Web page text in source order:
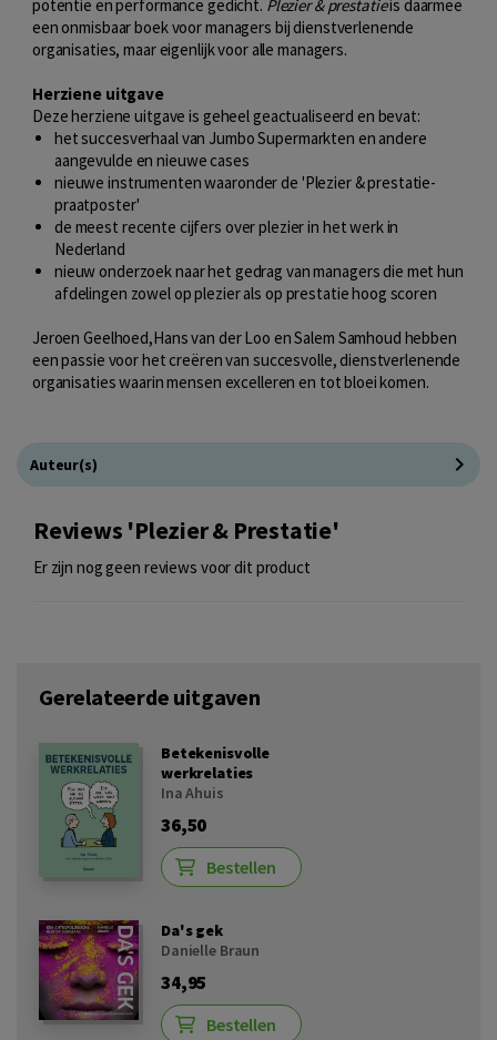
potentie en performance gedicht. Plezier & prestatieis daarmee
een onmisbaar boek voor managers bij dienstverlenende
organisaties, maar eigenlijk voor alle managers.
Herziene uitgave
Deze herziene uitgave is geheel geactualiseerd en bevat:
het succesverhaal van Jumbo Supermarkten en andere
aangevulde en nieuwe cases
nieuwe instrumenten waaronder de 'Plezier & prestatie-
praatposter'
de meest recente cijfers over plezier in het werk in
Nederland
nieuw onderzoek naar het gedrag van managers die met hun
afdelingen zowel op plezier als op prestatie hoog scoren
Jeroen Geelhoed,Hans van der Loo en Salem Samhoud hebben
een passie voor het creëren van succesvolle, dienstverlenende
organisaties waarin mensen excelleren en tot bloei komen.
Auteur(s)
Reviews 'Plezier & Prestatie'
Er zijn nog geen reviews voor dit product
Gerelateerde uitgaven
Betekenisvolle
werkrelaties
Ina Ahuis
36,50
Bestellen
Da's gek
Danielle Braun
34,95
Bestellen